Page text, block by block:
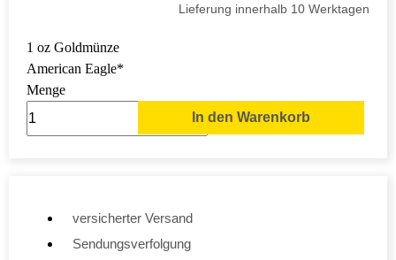
Lieferung innerhalb 10 Werktagen
1 oz Goldmünze
American Eagle*
Menge
In den Warenkorb
versicherter Versand
Sendungsverfolgung